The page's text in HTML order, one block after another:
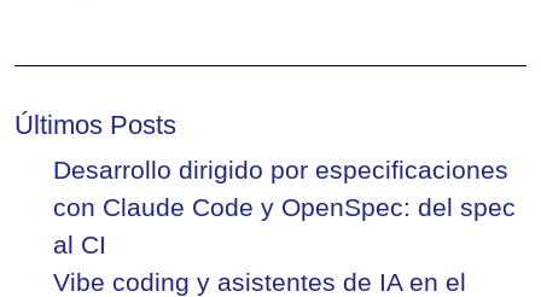
Últimos Posts
Desarrollo dirigido por especificaciones
con Claude Code y OpenSpec: del spec
al CI
Vibe coding y asistentes de IA en el